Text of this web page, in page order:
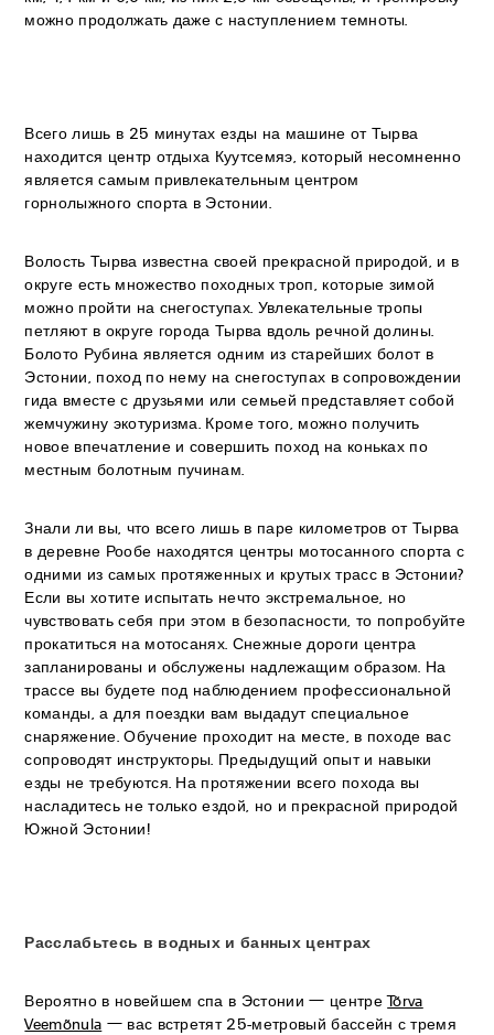
можно продолжать даже с наступлением темноты.
Всего лишь в 25 минутах езды на машине от Тырва
находится центр отдыха Куутсемяэ, который несомненно
является самым привлекательным центром
горнолыжного спорта в Эстонии.
Волость Тырва известна своей прекрасной природой, и в
округе есть множество походных троп, которые зимой
можно пройти на снегоступах. Увлекательные тропы
петляют в округе города Тырва вдоль речной долины.
Болото Рубина является одним из старейших болот в
Эстонии, поход по нему на снегоступах в сопровождении
гида вместе с друзьями или семьей представляет собой
жемчужину экотуризма. Кроме того, можно получить
новое впечатление и совершить поход на коньках по
местным болотным пучинам.
Знали ли вы, что всего лишь в паре километров от Тырва
в деревне Рообе находятся центры мотосанного спорта с
одними из самых протяженных и крутых трасс в Эстонии?
Если вы хотите испытать нечто экстремальное, но
чувствовать себя при этом в безопасности, то попробуйте
прокатиться на мотосанях. Снежные дороги центра
запланированы и обслужены надлежащим образом. На
трассе вы будете под наблюдением профессиональной
команды, а для поездки вам выдадут специальное
снаряжение. Обучение проходит на месте, в походе вас
сопроводят инструкторы. Предыдущий опыт и навыки
езды не требуются. На протяжении всего похода вы
насладитесь не только ездой, но и прекрасной природой
Южной Эстонии!
Расслабьтесь в водных и банных центрах
Вероятно в новейшем спа в Эстонии — центреTõrva
Veemõnula — вас встретят 25-метровый бассейн с тремя